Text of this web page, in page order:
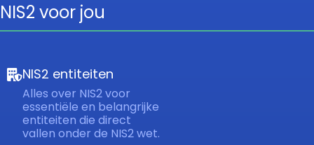
NIS2 voor jou
NIS2 entiteiten
Alles over NIS2 voor
essentiële en belangrijke
entiteiten die direct
vallen onder de NIS2 wet.